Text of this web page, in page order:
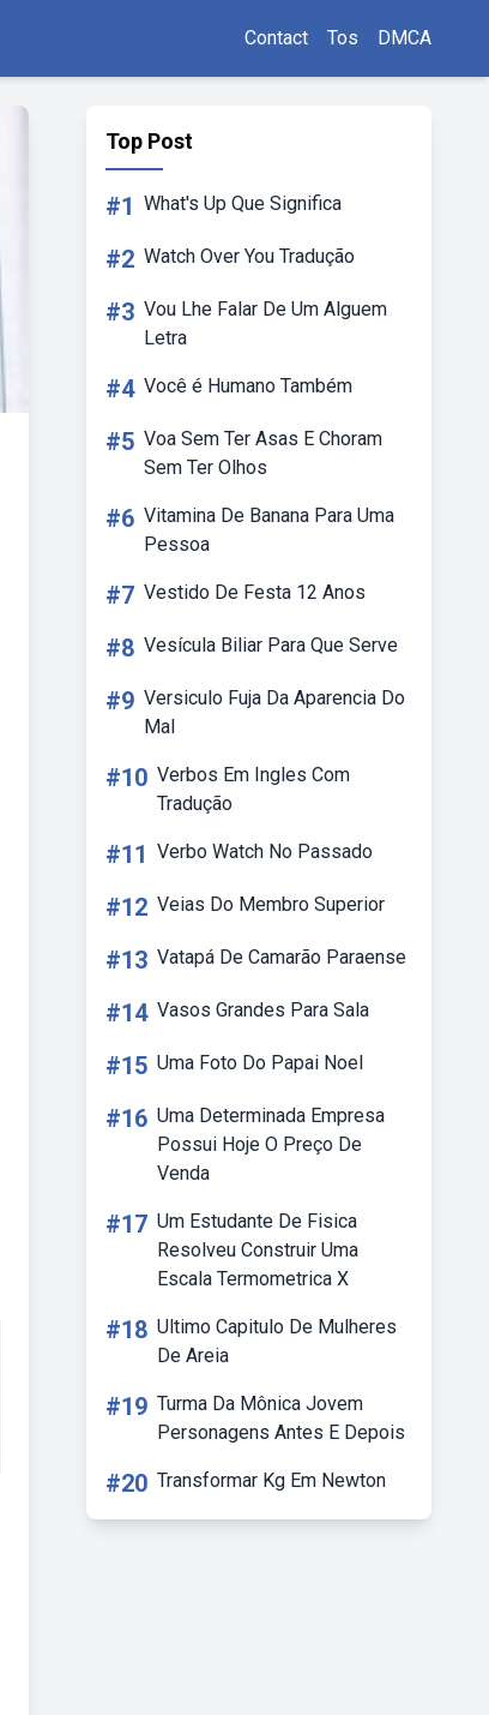
Contact Tos DMCA
Top Post
#1 What's Up Que Significa
#2 Watch Over You Tradução
#3 Vou Lhe Falar De Um Alguem
Letra
#4 Você é Humano Também
#5 Voa Sem Ter Asas E Choram
Sem Ter Olhos
#6 Vitamina De Banana Para Uma
Pessoa
#7 Vestido De Festa 12 Anos
#8 Vesícula Biliar Para Que Serve
#9 Versiculo Fuja Da Aparencia Do
Mal
#10 Verbos Em Ingles Com
Tradução
#11 Verbo Watch No Passado
#12 Veias Do Membro Superior
#13 Vatapá De Camarão Paraense
#14 Vasos Grandes Para Sala
#15 Uma Foto Do Papai Noel
#16 Uma Determinada Empresa
Possui Hoje O Preço De
Venda
#17 Um Estudante De Fisica
Resolveu Construir Uma
Escala Termometrica X
#18 Ultimo Capitulo De Mulheres
De Areia
#19 Turma Da Mônica Jovem
Personagens Antes E Depois
#20 Transformar Kg Em Newton